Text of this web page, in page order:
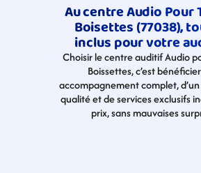
Au centre Audio Pour
Boisettes (77038),
inclus pour votre
Choisir le centre auditif Audio
Boissettes, c’est
accompagnement complet,
qualité et de services exclusifs
prix, sans mauvaises